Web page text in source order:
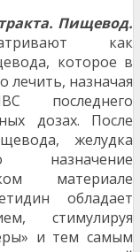
Пищевод.
как
которое в
лечить, назначая
последнего
дозах. После
желудка
назначение
материале
обладает
стимулируя
и тем самым